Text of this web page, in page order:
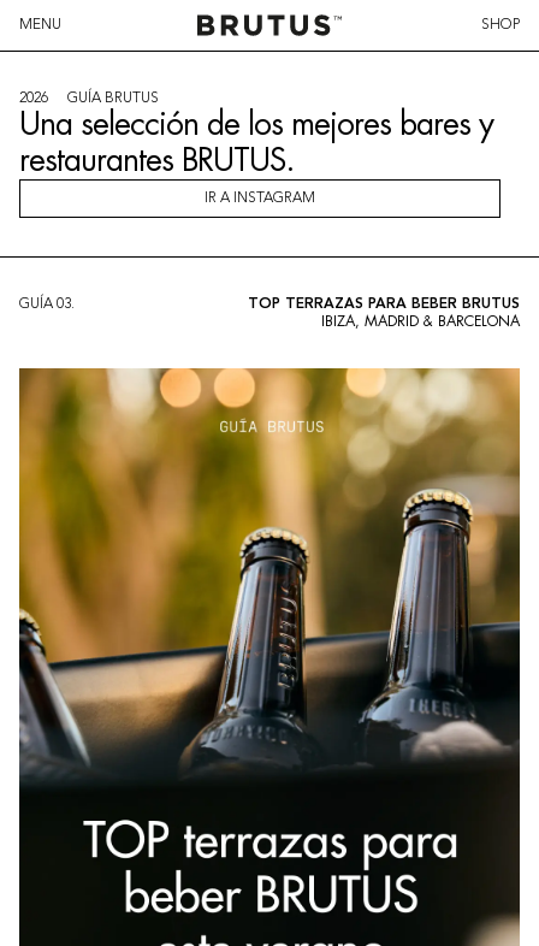
MENU SHOP
2026 GUÍA BRUTUS
Una selección de los mejores bares y
restaurantes BRUTUS.
IR A INSTAGRAM
GUÍA 03.
TOP TERRAZAS PARA BEBER BRUTUS
IBIZA, MADRID & BARCELONA